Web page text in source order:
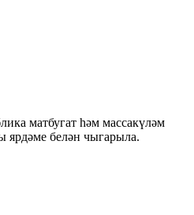
матбугат һәм массакүләм
ярдәме белән чыгарыла.